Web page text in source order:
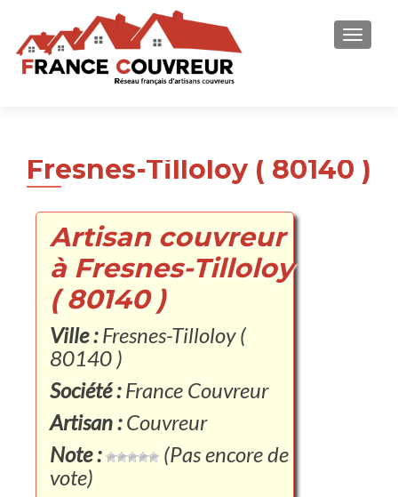
Fresnes-Tilloloy ( 80140 )
Artisan couvreur
à Fresnes-Tilloloy
( 80140 )
Ville :Fresnes-Tilloloy (
80140 )
Société :France Couvreur
Artisan :Couvreur
Note :
(Pas encore de
vote)